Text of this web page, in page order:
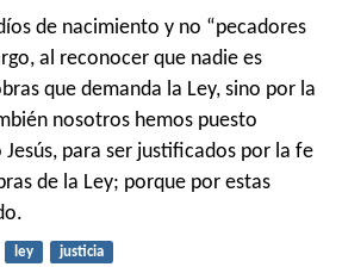
de nacimiento y no “pecadores
al reconocer que nadie es
que demanda la Ley, sino por la
nosotros hemos puesto
para ser justificados por la fe
de la Ley; porque por estas
ley justicia